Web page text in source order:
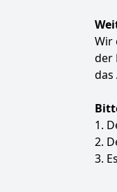
Wir
der
das
1.
2.
3.